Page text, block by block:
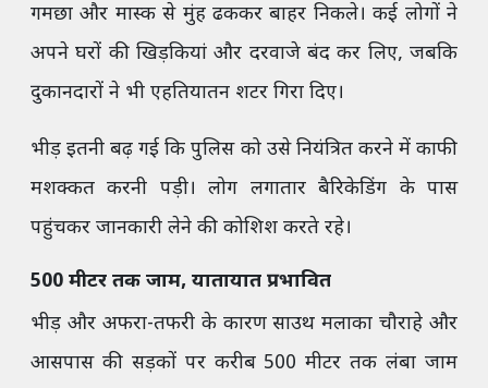
गमछा और मास्क से मुंह ढककर बाहर निकले। कई लोगों ने
अपने घरों की खिड़कियां और दरवाजे बंद कर लिए, जबकि
दुकानदारों ने भी एहतियातन शटर गिरा दिए।
भीड़ इतनी बढ़ गई कि पुलिस को उसे नियंत्रित करने में काफी
मशक्कत करनी पड़ी। लोग लगातार बैरिकेडिंग के पास
पहुंचकर जानकारी लेने की कोशिश करते रहे।
500 मीटर तक जाम, यातायात प्रभावित
भीड़ और अफरा-तफरी के कारण साउथ मलाका चौराहे और
आसपास की सड़कों पर करीब 500 मीटर तक लंबा जाम